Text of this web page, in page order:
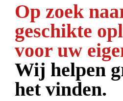
Op zoek
geschikte
voor uw
Wij helpen
het vinden.